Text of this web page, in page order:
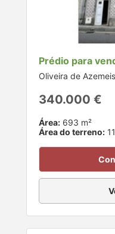
Prédio para
Oliveira de
340.000 €
Área: 693 m²
Área do terreno: